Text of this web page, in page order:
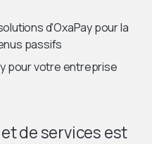
d'OxaPay pour la
passifs
pour votre entreprise
de services est